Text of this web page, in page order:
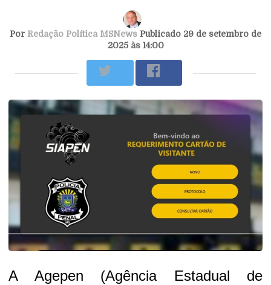
Por Redação Política MSNews Publicado 29 de setembro de
2025 às 14:00
A Agepen (Agência Estadual de